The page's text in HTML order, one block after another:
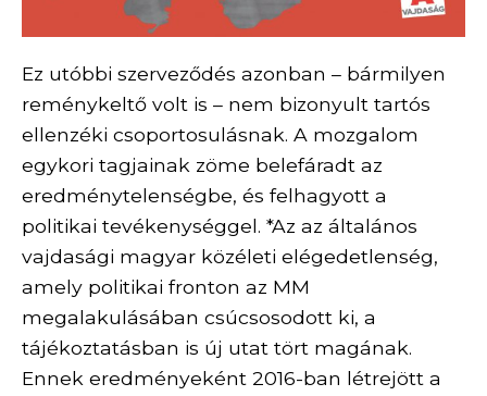
Ez utóbbi szerveződés azonban – bármilyen
reménykeltő volt is – nem bizonyult tartós
ellenzéki csoportosulásnak. A mozgalom
egykori tagjainak zöme belefáradt az
eredménytelenségbe, és felhagyott a
politikai tevékenységgel. *Az az általános
vajdasági magyar közéleti elégedetlenség,
amely politikai fronton az MM
megalakulásában csúcsosodott ki, a
tájékoztatásban is új utat tört magának.
Ennek eredményeként 2016-ban létrejött a